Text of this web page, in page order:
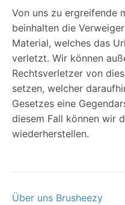
Von uns zu ergreifende
beinhalten die
Material, welches das
verletzt. Wir können
Rechtsverletzer von
setzen, welcher
Gesetzes eine
diesem Fall können wir
wiederherstellen.
Über uns Brusheezy